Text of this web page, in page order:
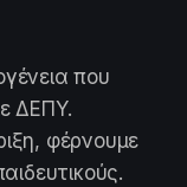
που
ΔΕΠΥ.
φέρνουμε